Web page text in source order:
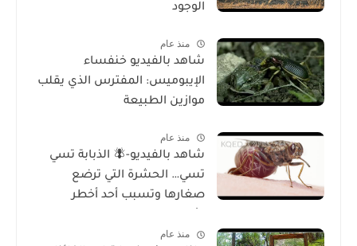
الوجود
منذ عام
شاهد بالفيديو خنفساء
الإيبوميس: المفترس الذي يقلب
موازين الطبيعة
منذ عام
شاهد بالفيديو-🪰 الذبابة تسي
تسي… الحشرة التي ترضع
صغارها وتسبب أحد أخطر
منذ عام